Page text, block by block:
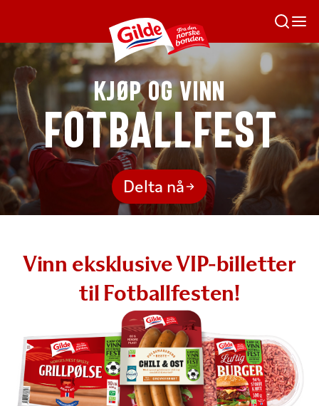
KJØP OG VINN
FOTBALLFEST
Delta nå
Vinn eksklusive VIP-billetter
til Fotballfesten!